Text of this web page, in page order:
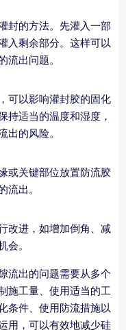
封的方法。先灌入一部
入剩余部分。这样可以
流出问题。
可以影响灌封胶的固化
持适当的温度和湿度，
出的风险。
或关键部位放置防流胶
流出。
改进，如增加倒角、减
会。
流出的问题需要从多个
施工量、使用适当的工
条件、使用防流措施以
用，可以有效地减少硅